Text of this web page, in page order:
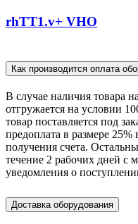
rhTT1.v+ VHO
Как производится оплата
В случае наличия товара
отгружается на условии
товар поставляется под
предоплата в размере
получения счета.
течение 2 рабочих дней с
уведомления о
Доставка оборудования